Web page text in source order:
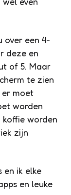
over een 4-
deze en
of 5. Maar
te zien
er moet
worden
worden
zijn
en ik elke
en leuke